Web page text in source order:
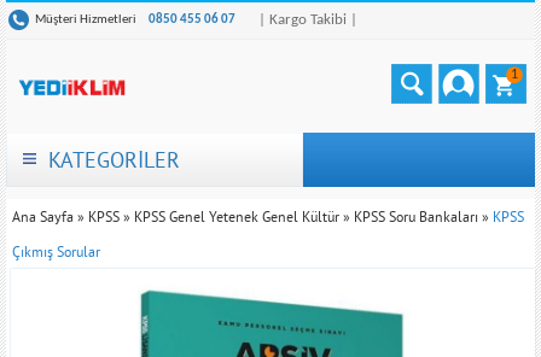
Müşteri Hizmetleri 0850 455 06 07 | Kargo Takibi |
1
KATEGORİLER
Ana Sayfa » KPSS » KPSS Genel Yetenek Genel Kültür » KPSS Soru Bankaları » KPSS
Çıkmış Sorular